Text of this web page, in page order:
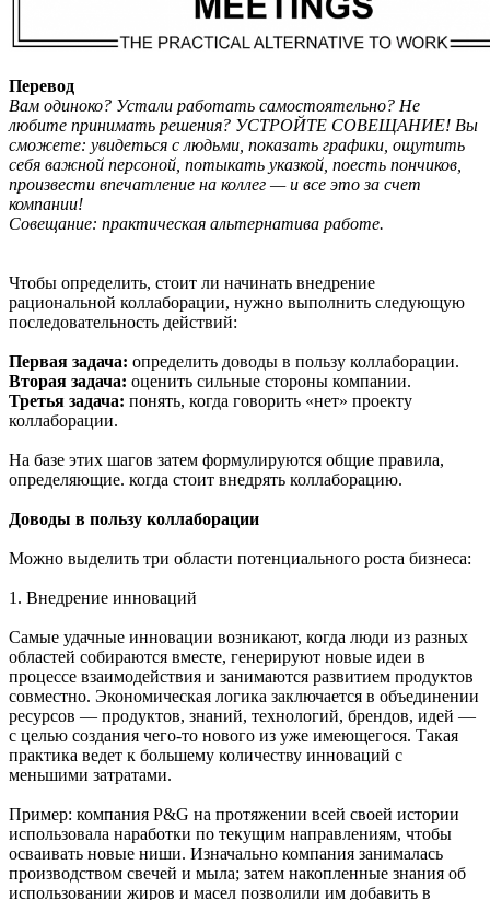
Перевод
Вам одиноко? Устали работать самостоятельно? Не
любите принимать решения? УСТРОЙТЕ СОВЕЩАНИЕ! Вы
сможете: увидеться с людьми, показать графики, ощутить
себя важной персоной, потыкать указкой, поесть пончиков,
произвести впечатление на коллег — и все это за счет
компании!
Совещание: практическая альтернатива работе.
Чтобы определить, стоит ли начинать внедрение
рациональной коллаборации, нужно выполнить следующую
последовательность действий:
Первая задача: определить доводы в пользу коллаборации.
Вторая задача: оценить сильные стороны компании.
Третья задача: понять, когда говорить «нет» проекту
коллаборации.
На базе этих шагов затем формулируются общие правила,
определяющие. когда стоит внедрять коллаборацию.
Доводы в пользу коллаборации
Можно выделить три области потенциального роста бизнеса:
1. Внедрение инноваций
Самые удачные инновации возникают, когда люди из разных
областей собираются вместе, генерируют новые идеи в
процессе взаимодействия и занимаются развитием продуктов
совместно. Экономическая логика заключается в объединении
ресурсов — продуктов, знаний, технологий, брендов, идей —
с целью создания чего-то нового из уже имеющегося. Такая
практика ведет к большему количеству инноваций с
меньшими затратами.
Пример: компания P&G на протяжении всей своей истории
использовала наработки по текущим направлениям, чтобы
осваивать новые ниши. Изначально компания занималась
производством свечей и мыла; затем накопленные знания об
использовании жиров и масел позволили им добавить в